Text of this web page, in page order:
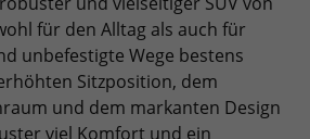
für den Alltag als auch für
unbefestigte Wege bestens
Sitzposition, dem
und dem markanten Design
viel Komfort und ein